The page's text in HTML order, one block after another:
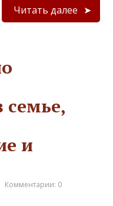
Читать далее
и
Комментарии: 0